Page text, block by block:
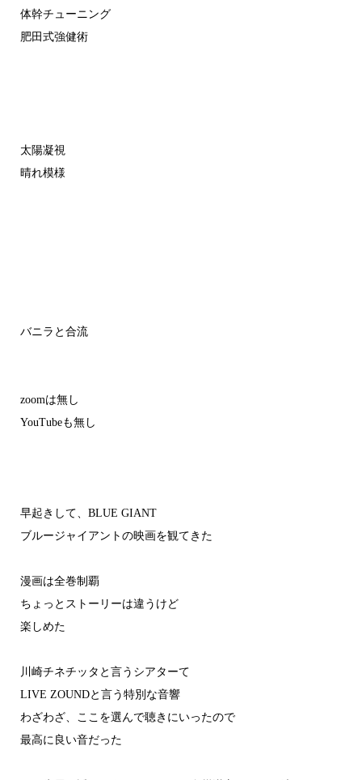
体幹チューニング
肥田式強健術
太陽凝視
晴れ模様
バニラと合流
zoomは無し
YouTubeも無し
早起きして、BLUE GIANT
ブルージャイアントの映画を観てきた
漫画は全巻制覇
ちょっとストーリーは違うけど
楽しめた
川崎チネチッタと言うシアターて
LIVE ZOUNDと言う特別な音響
わざわざ、ここを選んで聴きにいったので
最高に良い音だった